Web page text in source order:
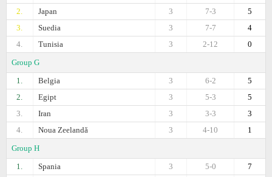
2.
Japan 5
7-3
3
3.
Suedia 4
7-7
3
4.
Tunisia 0
2-12
3
Group G
1.
Belgia 5
6-2
3
2.
Egipt 5
5-3
3
3.
Iran 3
3-3
3
4.
Noua Zeelandă 1
4-10
3
Group H
1.
Spania 7
5-0
3